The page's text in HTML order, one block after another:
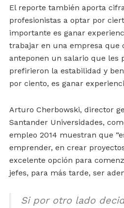
El reporte también aporta
profesionistas a optar por
importante es ganar
trabajar en una empresa que
anteponen un salario que les
prefirieron la estabilidad y
por ciento, es ganar
Arturo Cherbowski, director
Santander Universidades,
empleo 2014 muestran que
emprender, en crear
excelente opción para
jefes, para más tarde, ser
Si por otro lado